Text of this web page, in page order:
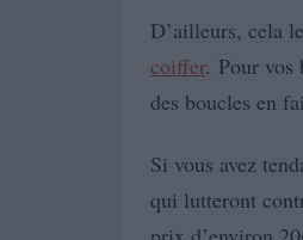
D’ailleurs, cela
coiffer. Pour vos
des boucles en
Si vous avez
qui lutteront